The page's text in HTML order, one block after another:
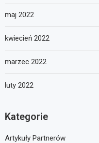
maj 2022
kwiecień 2022
marzec 2022
luty 2022
Kategorie
Artykuły Partnerów